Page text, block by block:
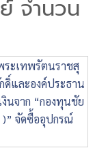
จำนวน